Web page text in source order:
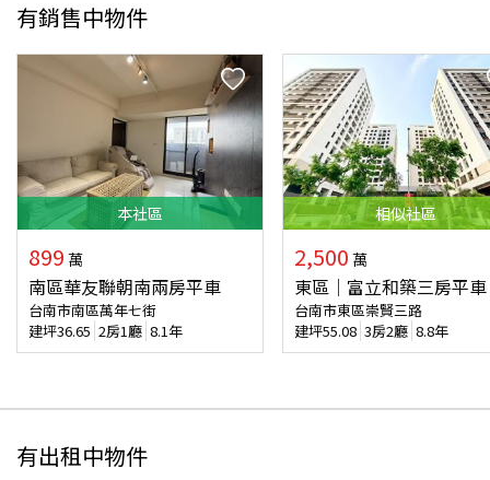
有銷售中物件
本社區
899 萬
南區華友聯朝南兩房平車
台南市南區萬年七街
建坪36.65 2房1廳 8.1年
相似社區
2,500 萬
東區｜富立和築三房平車
台南市東區崇賢三路
建坪55.08 3房2廳 8.8年
有出租中物件